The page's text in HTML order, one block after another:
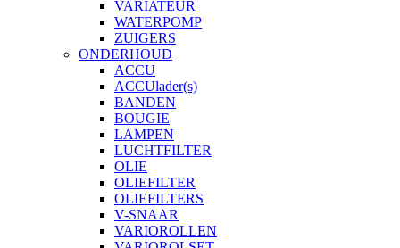
VARIATEUR
WATERPOMP
ZUIGERS
ONDERHOUD
ACCU
ACCUlader(s)
BANDEN
BOUGIE
LAMPEN
LUCHTFILTER
OLIE
OLIEFILTER
OLIEFILTERS
V-SNAAR
VARIOROLLEN